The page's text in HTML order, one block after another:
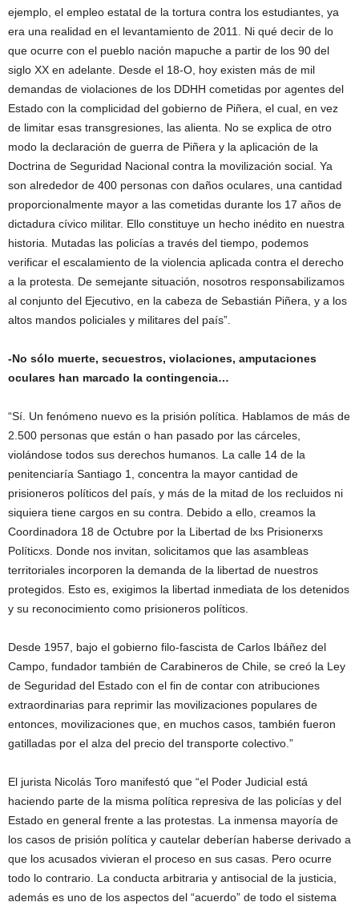
ejemplo, el empleo estatal de la tortura contra los estudiantes, ya
era una realidad en el levantamiento de 2011. Ni qué decir de lo
que ocurre con el pueblo nación mapuche a partir de los 90 del
siglo XX en adelante. Desde el 18-O, hoy existen más de mil
demandas de violaciones de los DDHH cometidas por agentes del
Estado con la complicidad del gobierno de Piñera, el cual, en vez
de limitar esas transgresiones, las alienta. No se explica de otro
modo la declaración de guerra de Piñera y la aplicación de la
Doctrina de Seguridad Nacional contra la movilización social. Ya
son alrededor de 400 personas con daños oculares, una cantidad
proporcionalmente mayor a las cometidas durante los 17 años de
dictadura cívico militar. Ello constituye un hecho inédito en nuestra
historia. Mutadas las policías a través del tiempo, podemos
verificar el escalamiento de la violencia aplicada contra el derecho
a la protesta. De semejante situación, nosotros responsabilizamos
al conjunto del Ejecutivo, en la cabeza de Sebastián Piñera, y a los
altos mandos policiales y militares del país”.
-No sólo muerte, secuestros, violaciones, amputaciones
oculares han marcado la contingencia…
“Sí. Un fenómeno nuevo es la prisión política. Hablamos de más de
2.500 personas que están o han pasado por las cárceles,
violándose todos sus derechos humanos. La calle 14 de la
penitenciaría Santiago 1, concentra la mayor cantidad de
prisioneros políticos del país, y más de la mitad de los recluidos ni
siquiera tiene cargos en su contra. Debido a ello, creamos la
Coordinadora 18 de Octubre por la Libertad de lxs Prisionerxs
Políticxs. Donde nos invitan, solicitamos que las asambleas
territoriales incorporen la demanda de la libertad de nuestros
protegidos. Esto es, exigimos la libertad inmediata de los detenidos
y su reconocimiento como prisioneros políticos.
Desde 1957, bajo el gobierno filo-fascista de Carlos Ibáñez del
Campo, fundador también de Carabineros de Chile, se creó la Ley
de Seguridad del Estado con el fin de contar con atribuciones
extraordinarias para reprimir las movilizaciones populares de
entonces, movilizaciones que, en muchos casos, también fueron
gatilladas por el alza del precio del transporte colectivo.”
El jurista Nicolás Toro manifestó que “el Poder Judicial está
haciendo parte de la misma política represiva de las policías y del
Estado en general frente a las protestas. La inmensa mayoría de
los casos de prisión política y cautelar deberían haberse derivado a
que los acusados vivieran el proceso en sus casas. Pero ocurre
todo lo contrario. La conducta arbitraria y antisocial de la justicia,
además es uno de los aspectos del “acuerdo” de todo el sistema